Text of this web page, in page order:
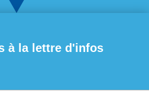
à la lettre d'infos